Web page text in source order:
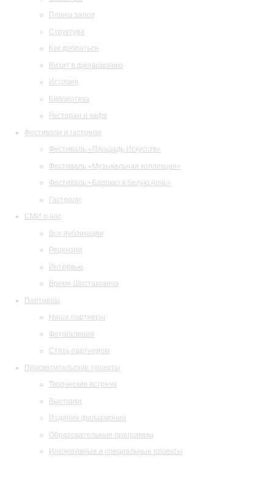
Планы залов
Структура
Как добраться
Визит в филармонию
История
Библиотека
Ресторан и кафе
Фестивали и гастроли
Фестиваль «Площадь Искусств»
Фестиваль «Музыкальная коллекция»
Фестиваль «Барокко в белую ночь»
Гастроли
СМИ о нас
Все публикации
Рецензии
Интервью
Время Шостаковича
Партнеры
Наши партнеры
Фотогалерея
Стать партнером
Просветительские проекты
Творческие встречи
Выставки
Издания филармонии
Образовательные программы
Инклюзивные и специальные проекты